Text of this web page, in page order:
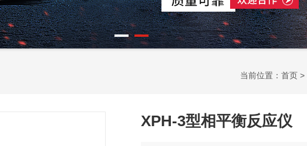
当前位置： 首页 >
XPH-3型相平衡反应仪